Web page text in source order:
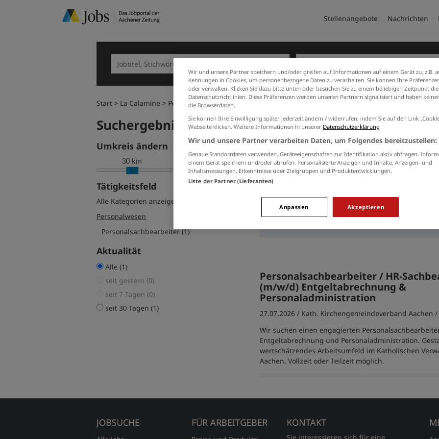
Stellenangebote Nachrichten
Start La Calamine Personalwesen
Suchergebnisse filtern
Umkreis ändern
30 km
Tätigkeitsfeld
Alle Kategorien anzeigen
Personalwesen
Personalsachbearbeiter (1)
Aktualität
Alle (1)
seit gestern (0)
seit 7 Tagen (0)
seit 30 Tagen (1)
1 Personalwesen Job in La
JOBS PER E-MAIL
Kostenlos und passend zu Ihrer Suche
Ich willige in die Verarbeitung meiner Daten
Personalsachbearbeiter / HR-
(m/w/d) Entgeltabrechnung &
Personaladministration
27.07.2026 / Kath. Kirchengemeindeverband Aachen /
Wir suchen einen engagierten
Entgeltabrechnung und Personaladministration.
wertschätzendes Arbeitsumfeld im Katholischen
Aachen. Vollzeit oder Teilzeit möglich.
JOBSUCHE FÜR ARBEITGEBER KONTAKT
Wir und unsere Partner speichern und/oder greifen auf Informationen auf einem Gerät zu, z.B.
Kennungen in Cookies, um personenbezogene Daten zu verarbeiten. Sie können Ihre
oder verwalten. Klicken Sie dazu bitte unten oder besuchen Sie zu einem beliebigen Zeitpunkt
Datenschutzrichtlinien. Diese Präferenzen werden unseren Partnern signalisiert und haben
die Browserdaten.
Sie können Ihre Einwilligung später jederzeit ändern / widerrufen, indem Sie auf den Link
Webseite klicken. Weitere Informationen in unserer Datenschutzerklärung
Wir und unsere Partner verarbeiten Daten, um Folgendes bereitzustellen:
Genaue Standortdaten verwenden. Geräteeigenschaften zur Identifikation aktiv abfragen.
einem Gerät speichern und/oder abrufen. Personalisierte Anzeigen und Inhalte, Anzeigen- und
Inhaltsmessungen, Erkenntnisse über Zielgruppen und Produktentwicklungen.
Liste der Partner (Lieferanten)
Akzeptieren
Anpassen